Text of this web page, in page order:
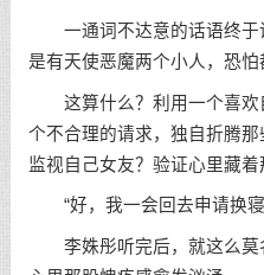
一通词不达意的话语终于
是有天使恶魔两个小人，恐怕
这算什么？利用一个喜欢
个不合理的请求，独自折腾
监视自己女友？验证心里藏着
“好，我一会回去申请换寝
李姝彤听完后，就这么莫